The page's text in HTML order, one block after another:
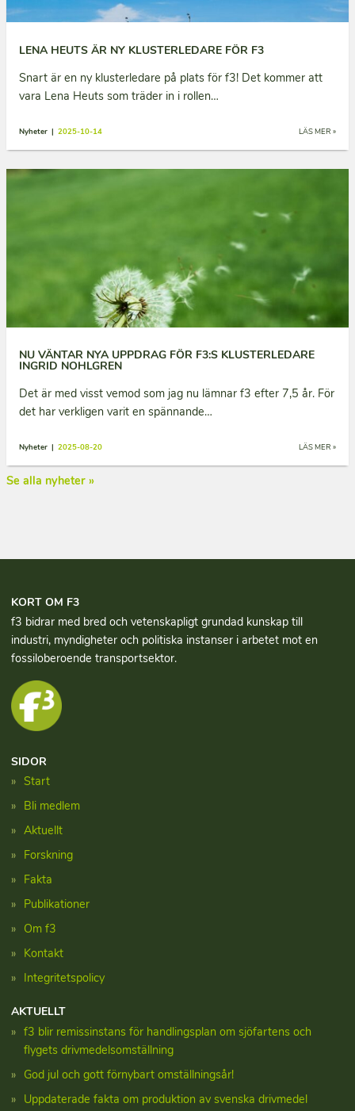
LENA HEUTS ÄR NY KLUSTERLEDARE FÖR F3
Snart är en ny klusterledare på plats för f3! Det kommer att
vara Lena Heuts som träder in i rollen…
LÄS MER »
Nyheter | 2025-10-14
NU VÄNTAR NYA UPPDRAG FÖR F3:S KLUSTERLEDARE
INGRID NOHLGREN
Det är med visst vemod som jag nu lämnar f3 efter 7,5 år. För
det har verkligen varit en spännande…
LÄS MER »
Nyheter | 2025-08-20
Se alla nyheter »
KORT OM F3
f3 bidrar med bred och vetenskapligt grundad kun­skap till
industri, myndigheter och politiska instanser i arbetet mot en
fossiloberoende transportsektor.
SIDOR
Start
Bli medlem
Aktuellt
Forskning
Fakta
Publikationer
Om f3
Kontakt
Integritetspolicy
AKTUELLT
f3 blir remissinstans för handlingsplan om sjöfartens och
flygets drivmedelsomställning
God jul och gott förnybart omställningsår!
Uppdaterade fakta om produktion av svenska drivmedel